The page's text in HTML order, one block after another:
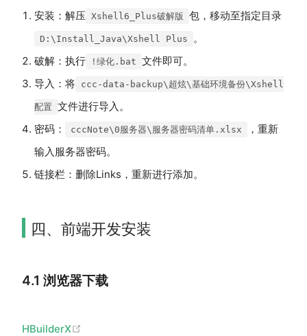
安装：解压 Xshell6_Plus破解版 包，移动至指定目录
D:\Install_Java\Xshell Plus
。
破解：执行
!绿化.bat 文件即可。
导入：将 ccc-data-backup\超炫\基础环境备份\Xshell
配置 文件进行导入。
密码：
cccNote\0服务器\服务器密码清单.xlsx
，重新
输入服务器密码。
链接栏：删除Links，重新进行添加。
四、前端开发安装
4.1 浏览器下载
HBuilderX